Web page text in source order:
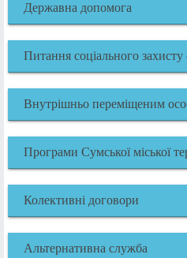
Державна допомога
Питання соціального захисту
Внутрішньо переміщеним
Програми Сумської міської
Колективні договори
Альтернативна служба